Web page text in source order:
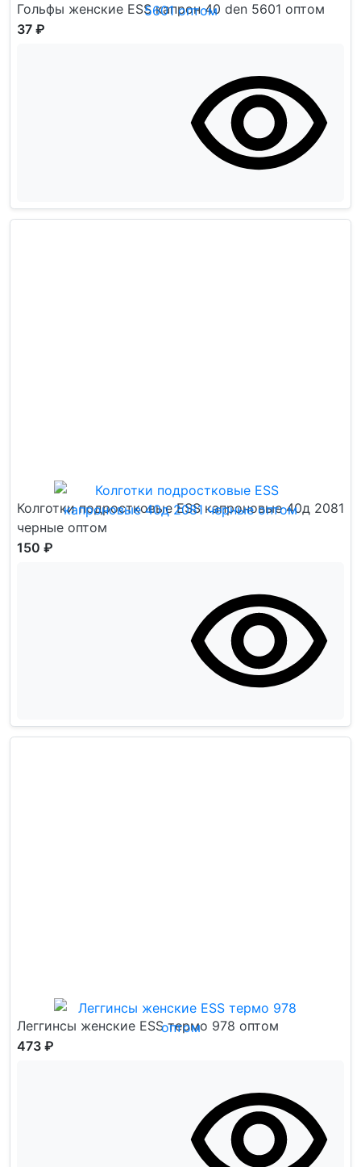
Гольфы женские ESS капрон 40 den 5601 оптом
37 ₽
Колготки подростковые ESS капроновые 40д 2081
черные оптом
150 ₽
Леггинсы женские ESS термо 978 оптом
473 ₽